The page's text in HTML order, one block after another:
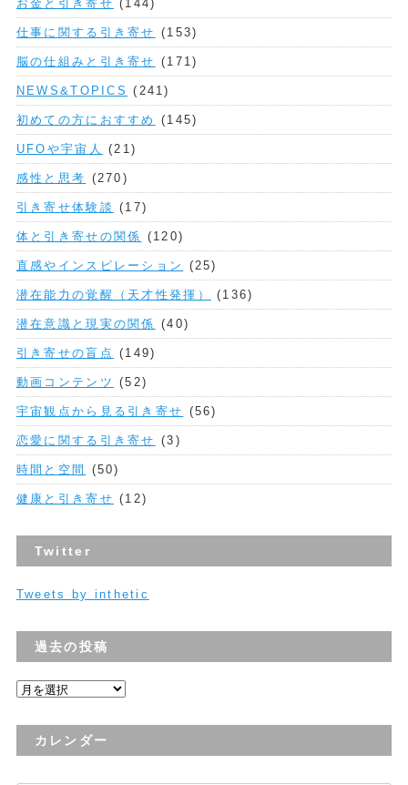
お金と引き寄せ (144)
仕事に関する引き寄せ (153)
脳の仕組みと引き寄せ (171)
NEWS&TOPICS (241)
初めての方におすすめ (145)
UFOや宇宙人 (21)
感性と思考 (270)
引き寄せ体験談 (17)
体と引き寄せの関係 (120)
直感やインスピレーション (25)
潜在能力の覚醒（天才性発揮） (136)
潜在意識と現実の関係 (40)
引き寄せの盲点 (149)
動画コンテンツ (52)
宇宙観点から見る引き寄せ (56)
恋愛に関する引き寄せ (3)
時間と空間 (50)
健康と引き寄せ (12)
Twitter
Tweets by inthetic
過去の投稿
過
の
カレンダー